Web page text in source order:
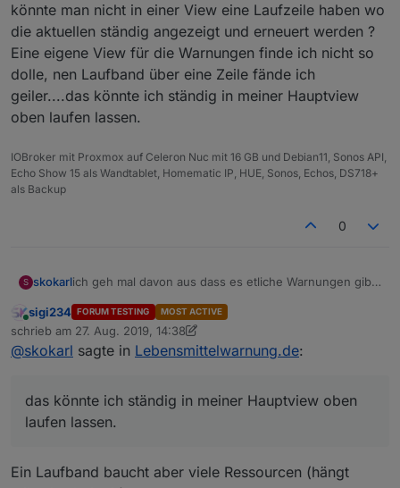
könnte man nicht in einer View eine Laufzeile haben wo
die aktuellen ständig angezeigt und erneuert werden ?
Eine eigene View für die Warnungen finde ich nicht so
dolle, nen Laufband über eine Zeile fände ich
geiler....das könnte ich ständig in meiner Hauptview
oben laufen lassen.
IOBroker mit Proxmox auf Celeron Nuc mit 16 GB und Debian11, Sonos API,
Echo Show 15 als Wandtablet, Homematic IP, HUE, Sonos, Echos, DS718+
als Backup
0
S skokarlich geh mal davon aus dass es etliche Warnungen gibt,
wo die aktuellen ständig angezeigt und erneuert
werden ? Eine eigene View für die Warnungen finde
ich nicht so dolle, nen Laufband über eine Zeile fände
Online
sigi234 FORUM TESTING MOST ACTIVE
schrieb am 27. Aug. 2019, 14:38
zuletzt editiert von sigi234
@skokarl sagte in Lebensmittelwarnung.de:
das könnte ich ständig in meiner Hauptview oben
laufen lassen.
Ein Laufband baucht aber viele Ressourcen (hängt